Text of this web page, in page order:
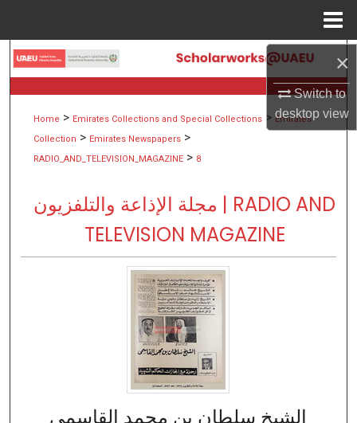
×
Switch to
desktopview
Search
Browse Collections
My Account
Digital Commons Network™
Home > Emirates Collections and Special Collections > Emirates
Collection > Emirates Newspapers >
RADIO_AND_TELEVISION_MAGAZINE > 8
مجلة الإذاعة والتلفزيون | RADIO AND
TELEVISION MAGAZINE
الشيخ سلطان بن محمد القاسمي